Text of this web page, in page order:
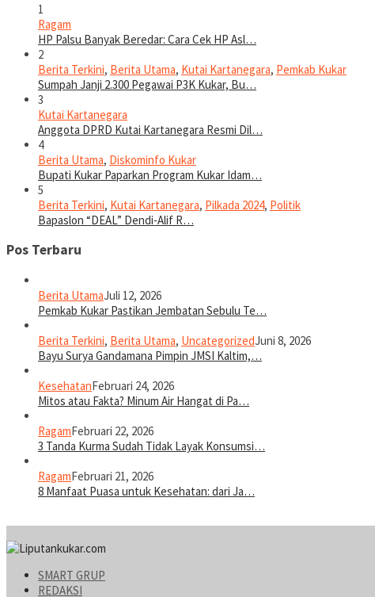
1
Ragam
HP Palsu Banyak Beredar: Cara Cek HP Asl…
2
Berita Terkini, Berita Utama, Kutai Kartanegara, Pemkab Kukar
Sumpah Janji 2.300 Pegawai P3K Kukar, Bu…
3
Kutai Kartanegara
Anggota DPRD Kutai Kartanegara Resmi Dil…
4
Berita Utama, Diskominfo Kukar
Bupati Kukar Paparkan Program Kukar Idam…
5
Berita Terkini, Kutai Kartanegara, Pilkada 2024, Politik
Bapaslon “DEAL” Dendi-Alif R…
Pos Terbaru
Berita UtamaJuli 12, 2026
Pemkab Kukar Pastikan Jembatan Sebulu Te…
Berita Terkini, Berita Utama, UncategorizedJuni 8, 2026
Bayu Surya Gandamana Pimpin JMSI Kaltim,…
KesehatanFebruari 24, 2026
Mitos atau Fakta? Minum Air Hangat di Pa…
RagamFebruari 22, 2026
3 Tanda Kurma Sudah Tidak Layak Konsumsi…
RagamFebruari 21, 2026
8 Manfaat Puasa untuk Kesehatan: dari Ja…
SMART GRUP
REDAKSI